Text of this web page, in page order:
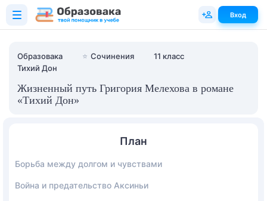
Образовака ⭐ Сочинения
11 класс
Тихий Дон
Жизненный путь Григория Мелехова в романе
«Тихий Дон»
План
Борьба между долгом и чувствами
Война и предательство Аксиньи
Вход